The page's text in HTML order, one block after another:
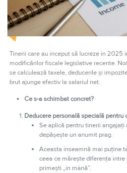
Tinerii care au început să lucreze în 2025
modificărilor fiscale legislative recente.
se calculează taxele, deducerile și
brut ajunge efectiv la salariul net.
Ce s-a schimbat concret?
Deducere personală specială pentru
Se aplică pentru tinerii
depășește un anumit prag.
Aceasta înseamnă mai puţine
ceea ce mărește diferența
primești „în mână”.